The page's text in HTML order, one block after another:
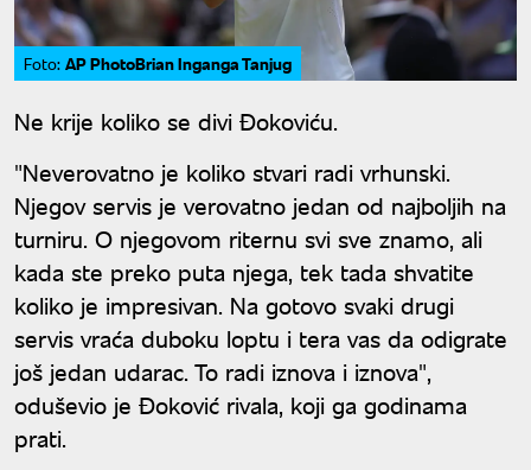
Foto: AP PhotoBrian Inganga Tanjug
Ne krije koliko se divi Đokoviću.
"Neverovatno je koliko stvari radi vrhunski.
Njegov servis je verovatno jedan od najboljih na
turniru. O njegovom riternu svi sve znamo, ali
kada ste preko puta njega, tek tada shvatite
koliko je impresivan. Na gotovo svaki drugi
servis vraća duboku loptu i tera vas da odigrate
još jedan udarac. To radi iznova i iznova",
oduševio je Đoković rivala, koji ga godinama
prati.